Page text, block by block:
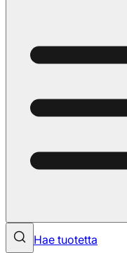
Hae tuotetta